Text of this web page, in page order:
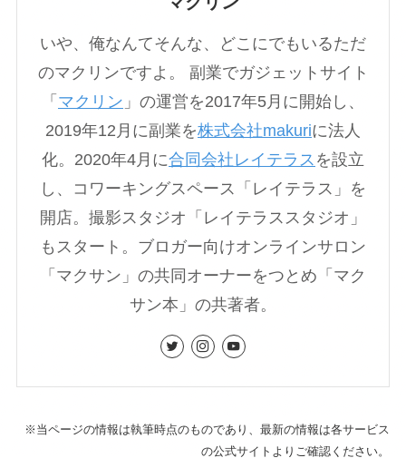
いや、俺なんてそんな、どこにでもいるただ
のマクリンですよ。 副業でガジェットサイト
「 マクリン 」の運営を2017年5月に開始し、
2019年12月に副業を株式会社makuriに法人
化。2020年4月に合同会社レイテラス を設立
し、コワーキングスペース「レイテラス」を
開店。撮影スタジオ「レイテラススタジオ」
もスタート。ブロガー向けオンラインサロン
「マクサン」の共同オーナーをつとめ「マク
サン本」の共著者。
※当ページの情報は執筆時点のものであり、最新の情報は各サービス
の公式サイトよりご確認ください。